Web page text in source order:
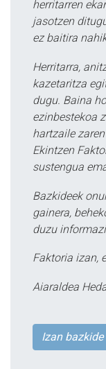
herritarren
jasotzen
ez baitira
Herritarra,
kazetaritza
dugu. Baina
ezinbestekoa
hartzaile
Ekintzen
sustengua
Bazkideek
gainera,
duzu
Faktoria izan,
Aiaraldea
Izan bazkide